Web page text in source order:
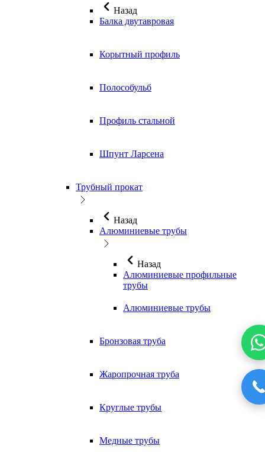
Назад
Балка двутавровая
Корытный профиль
Полособульб
Профиль стальной
Шпунт Ларсена
Трубный прокат
Назад
Алюминиевые трубы
Назад
Алюминиевые профильные
трубы
Алюминиевые трубы
Бронзовая труба
Жаропрочная труба
Круглые трубы
Медные трубы